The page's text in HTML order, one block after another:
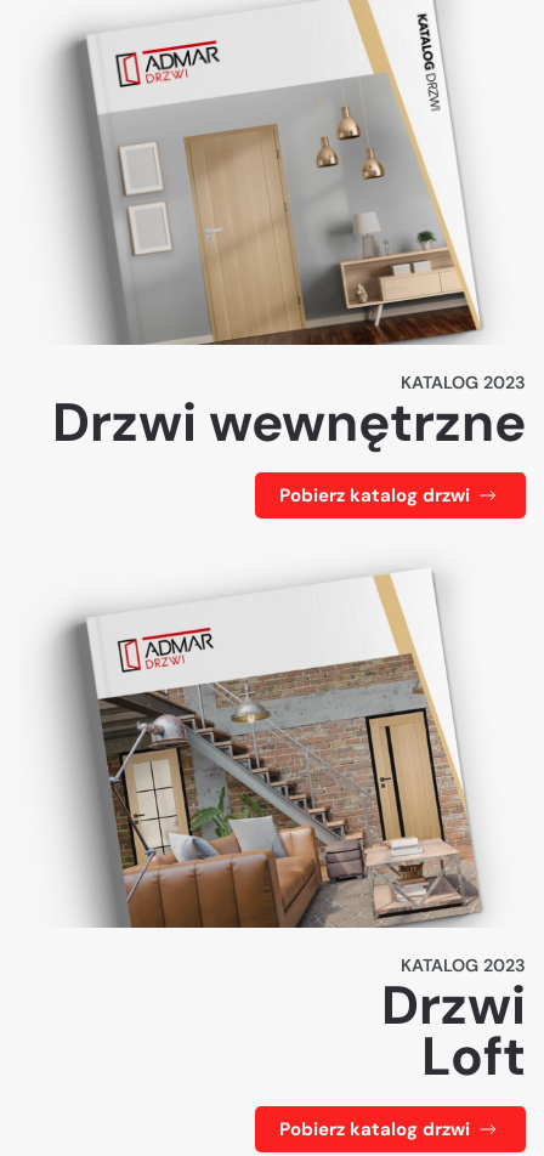
KATALOG 2023
Drzwi wewnętrzne
Pobierz katalog drzwi
KATALOG 2023
Drzwi
Loft
Pobierz katalog drzwi